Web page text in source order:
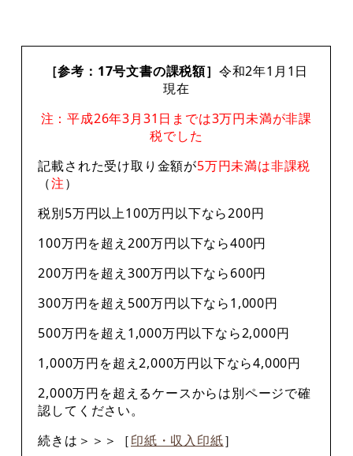
［参考：17号文書の課税額］ 令和2年1月1日
現在
注：平成26年3月31日までは3万円未満が非課
税でした
記載された受け取り金額が5万円未満は非課税
（注）
税別5万円以上100万円以下なら200円
100万円を超え200万円以下なら400円
200万円を超え300万円以下なら600円
300万円を超え500万円以下なら1,000円
500万円を超え1,000万円以下なら2,000円
1,000万円を超え2,000万円以下なら4,000円
2,000万円を超えるケースからは別ページで確
認してください。
続きは＞＞＞［印紙・収入印紙］